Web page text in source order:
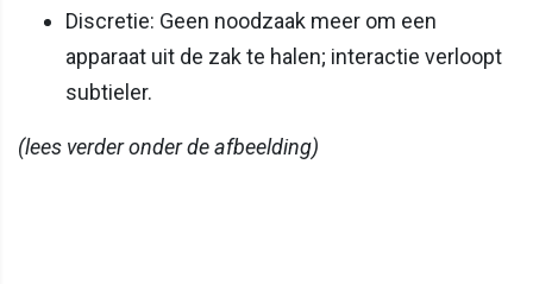
Discretie: Geen noodzaak meer om een
apparaat uit de zak te halen; interactie verloopt
subtieler.​
(lees verder onder de afbeelding)